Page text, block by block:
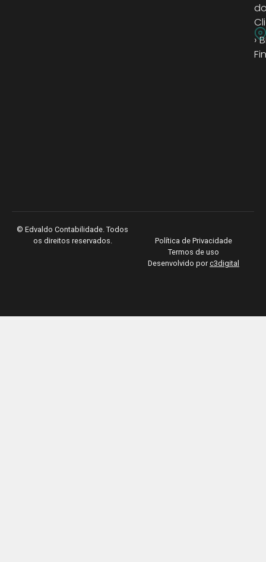
›
© Edvaldo Contabilidade. Todos
os direitos reservados.
Política de Privacidade
Termos de uso
Desenvolvido por c3digital